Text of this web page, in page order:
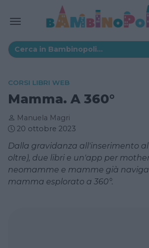
CORSI LIBRI WEB
Mamma. A 360°
Manuela Magri
20 ottobre 2023
Dalla gravidanza all'inserimento
oltre), due libri e un'app per
neomamme e mamme già
mamma esplorato a 360°.